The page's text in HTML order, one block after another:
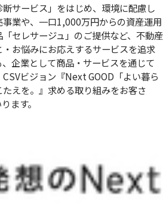
サービス」をはじめ、環境に配慮し
業や、一口1,000万円からの資産運用
セレサージュ」のご提供など、不動産
お悩みにお応えするサービスを追求
企業として商品・サービスを通じて
ビジョン『Next GOOD「よい暮ら
えを。』求める取り組みをお客さ
ます。